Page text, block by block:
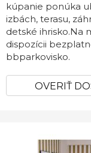
kúpanie ponúka
izbách, terasu,
detské ihrisko.Na
dispozícii
bbparkovisko.
OVERIŤ